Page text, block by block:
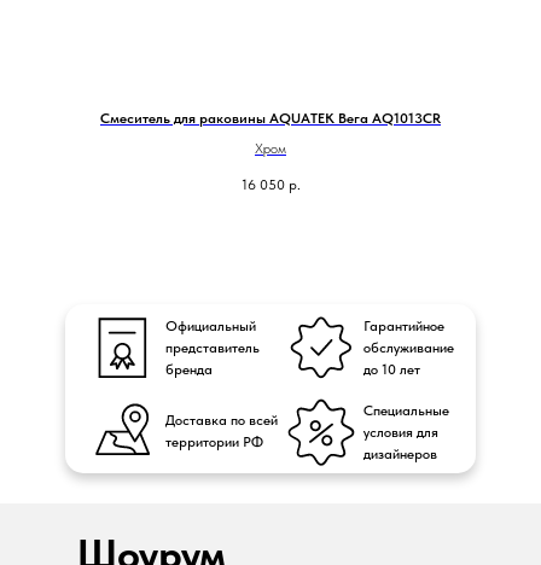
Смеситель для раковины AQUATEK Вега AQ1013CR
Хром
16 050 р.
Официальный
представитель
бренда
Доставка по всей
территории РФ
Гарантийное
обслуживание
до 10 лет
Специальные
условия для
дизайнеров
Шоурум